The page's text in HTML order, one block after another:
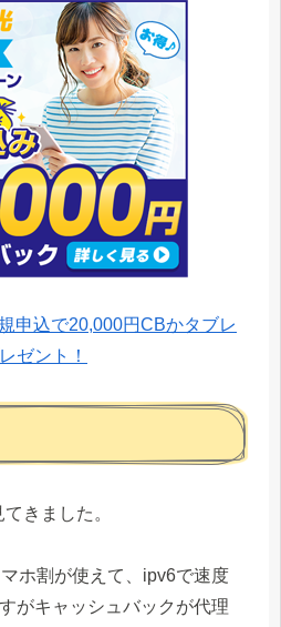
申込で20,000円CBかタブレ
ゼント！
きました。
ホ割が使えて、ipv6で速度
がキャッシュバックが代理